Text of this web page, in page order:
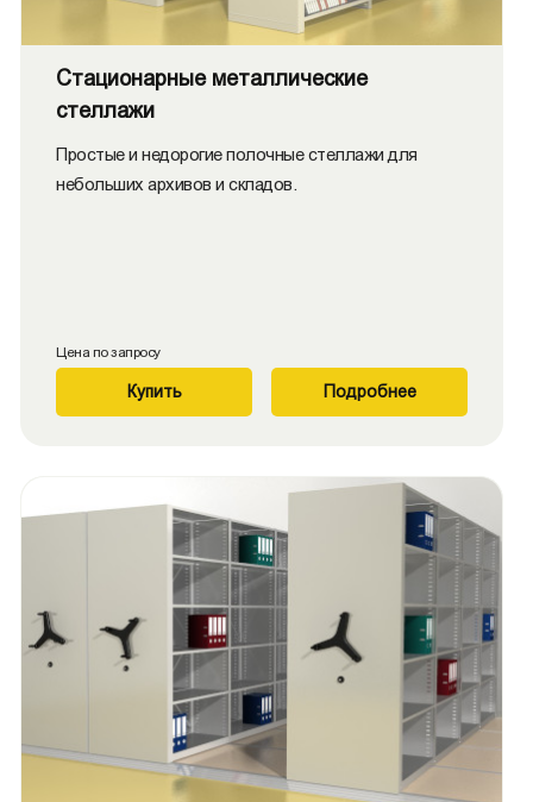
Стационарные металлические
стеллажи
Простые и недорогие полочные стеллажи для
небольших архивов и складов.
Цена по запросу
Купить Подробнее